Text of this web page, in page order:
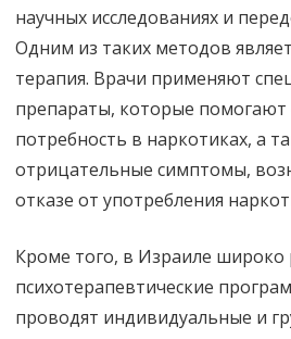
научных исследованиях и
Одним из таких методов
терапия. Врачи применяют
препараты, которые помогают
потребность в наркотиках, а
отрицательные симптомы,
отказе от употребления
Кроме того, в Израиле широко
психотерапевтические
проводят индивидуальные и